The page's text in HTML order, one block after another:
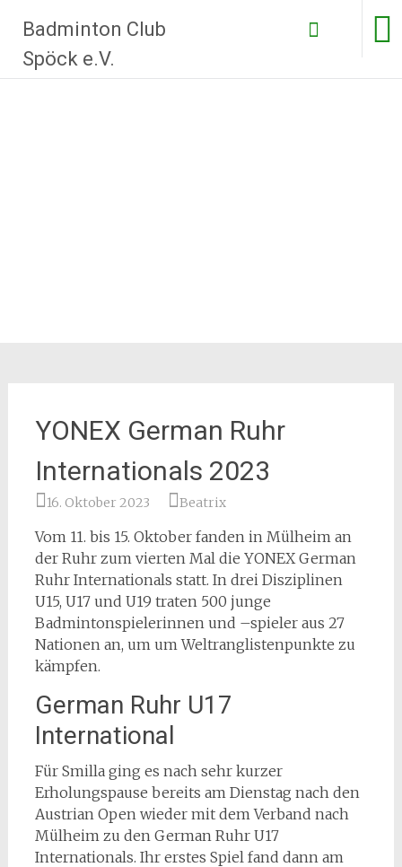
Inhalt
springen
Badminton Club
Spöck e.V.
YONEX German Ruhr
Internationals 2023
16. Oktober 2023 Beatrix
Vom 11. bis 15. Oktober fanden in Mülheim an
der Ruhr zum vierten Mal die YONEX German
Ruhr Internationals statt. In drei Disziplinen
U15, U17 und U19 traten 500 junge
Badmintonspielerinnen und –spieler aus 27
Nationen an, um um Weltranglistenpunkte zu
kämpfen.
German Ruhr U17
International
Für Smilla ging es nach sehr kurzer
Erholungspause bereits am Dienstag nach den
Austrian Open wieder mit dem Verband nach
Mülheim zu den German Ruhr U17
Internationals. Ihr erstes Spiel fand dann am